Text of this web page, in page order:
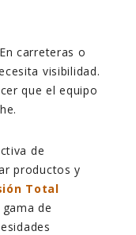
carreteras o
visibilidad.
que el equipo
de
productos y
Total
de